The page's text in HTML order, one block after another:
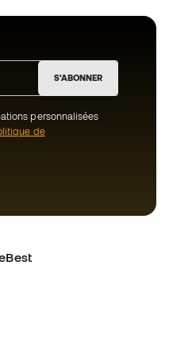
S'ABONNER
personnalisées
de